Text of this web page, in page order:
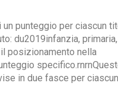
punteggio per ciascun
du2019infanzia, primaria,
posizionamento nella
in due fasce per ciascun